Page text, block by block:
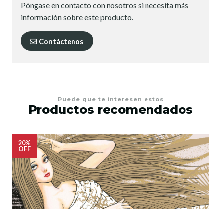
Póngase en contacto con nosotros si necesita más
información sobre este producto.
Contáctenos
Puede que te interesen estos
Productos recomendados
20%
OFF